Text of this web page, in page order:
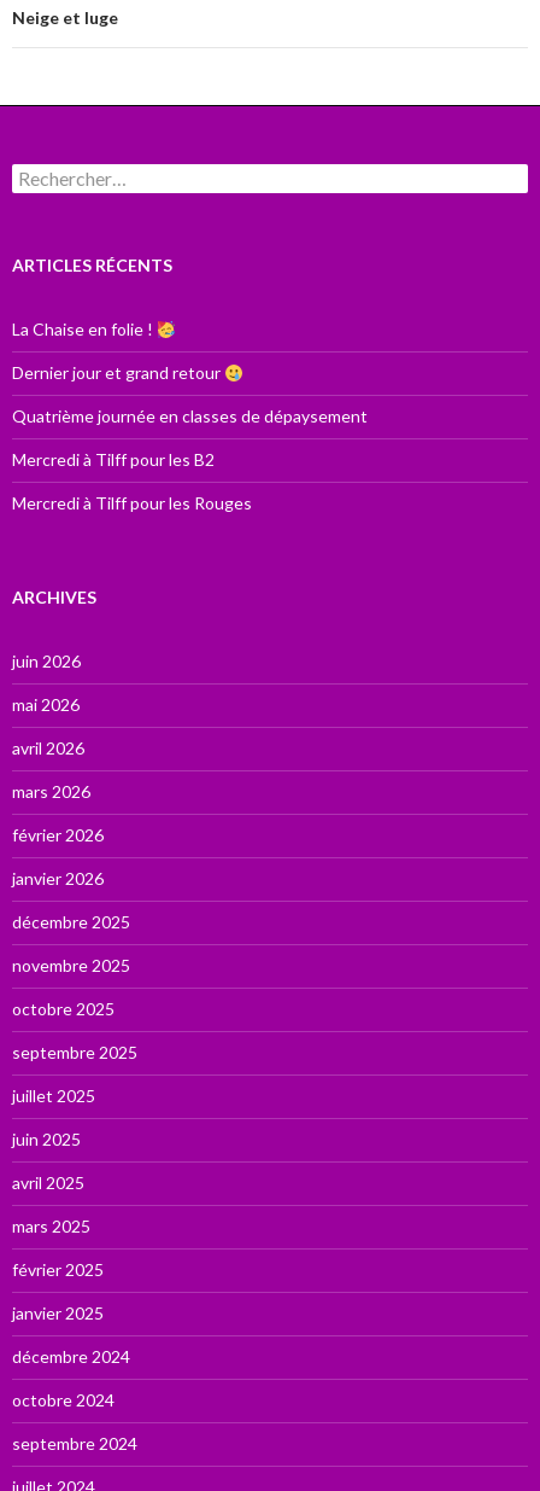
Neige et luge
Rechercher :
ARTICLES RÉCENTS
La Chaise en folie !
Dernier jour et grand retour
Quatrième journée en classes de dépaysement
Mercredi à Tilff pour les B2
Mercredi à Tilff pour les Rouges
ARCHIVES
juin 2026
mai 2026
avril 2026
mars 2026
février 2026
janvier 2026
décembre 2025
novembre 2025
octobre 2025
septembre 2025
juillet 2025
juin 2025
avril 2025
mars 2025
février 2025
janvier 2025
décembre 2024
octobre 2024
septembre 2024